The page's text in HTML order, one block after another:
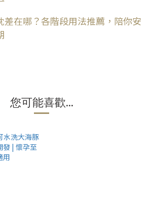
差在哪？各階段用法推薦，陪你安
您可能喜歡...